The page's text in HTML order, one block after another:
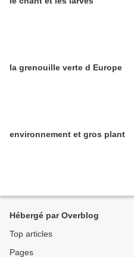
la grenouille verte d Europe
environnement et gros plant
Hébergé par Overblog
Top articles
Pages